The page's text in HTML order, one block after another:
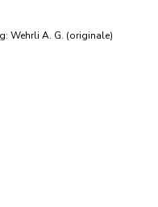
Wehrli A. G. (originale)